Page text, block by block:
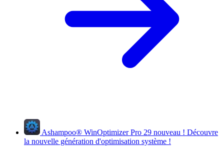
Ashampoo® WinOptimizer Pro 29 nouveau ! Découvre
la nouvelle génération d'optimisation système !